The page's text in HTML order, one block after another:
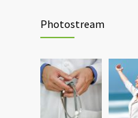
doar în primele 5 zile
Investigații respiratorii
pacienții post-Covid și
pulmonare
Photostream